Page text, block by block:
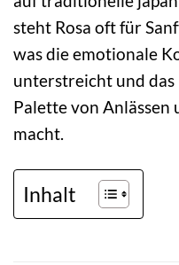
steht Rosa oft für
was die emotionale
unterstreicht und
Palette von Anlässen
macht.
Inhalt